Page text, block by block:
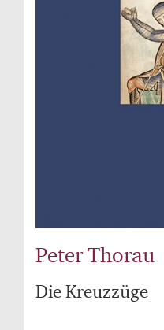
Peter Thorau
Die Kreuzzüge